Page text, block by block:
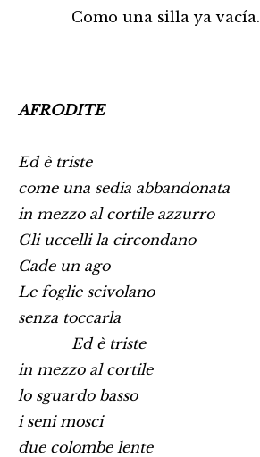
Como una silla ya vacía.
AFRODITE
Ed è triste
come una sedia abbandonata
in mezzo al cortile azzurro
Gli uccelli la circondano
Cade un ago
Le foglie scivolano
senza toccarla
Ed è triste
in mezzo al cortile
lo sguardo basso
i seni mosci
due colombe lente